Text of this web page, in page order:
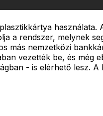
a rendszer, melynek
más nemzetközi
vezették be, és még
- is elérhető lesz.